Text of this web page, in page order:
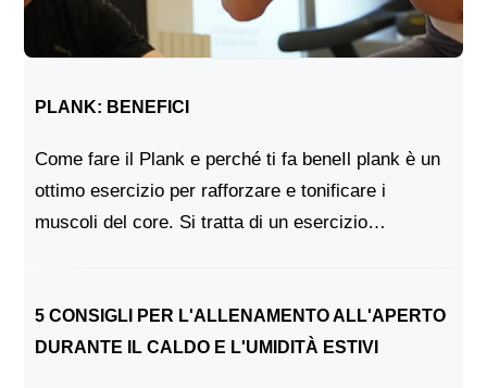
PLANK: BENEFICI
Come fare il Plank e perché ti fa beneIl plank è un
ottimo esercizio per rafforzare e tonificare i
muscoli del core. Si tratta di un esercizio
5 CONSIGLI PER L'ALLENAMENTO ALL'APERTO
DURANTE IL CALDO E L'UMIDITÀ ESTIVI